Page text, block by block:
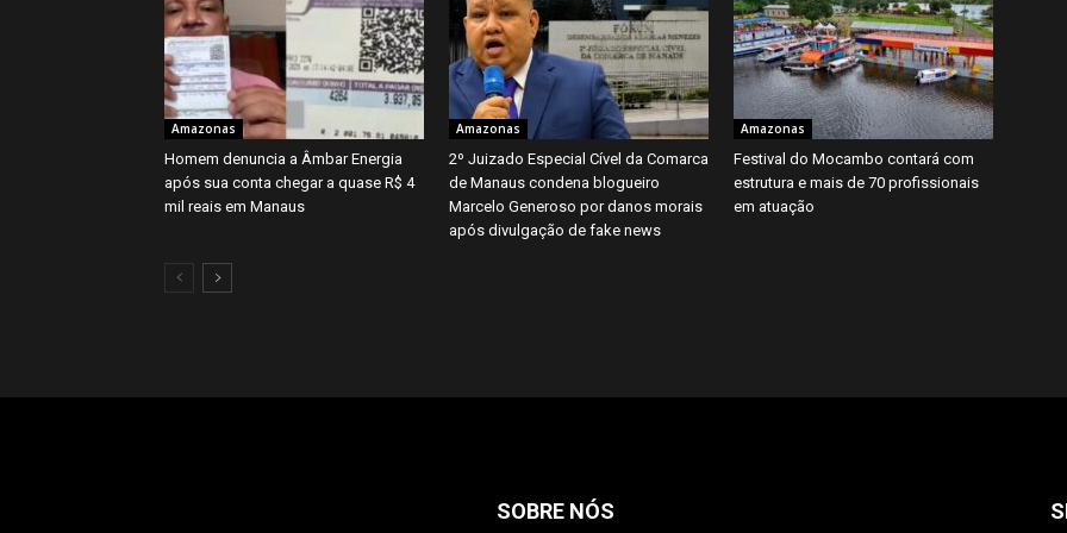
Amazonas
Homem denuncia a Âmbar Energia
após sua conta chegar a quase R$ 4
mil reais em Manaus
Amazonas
2º Juizado Especial Cível da Comarca
de Manaus condena blogueiro
Marcelo Generoso por danos morais
após divulgação de fake news
Amazonas
Festival do Mocambo contará com
estrutura e mais de 70 profissionais
em atuação
SOBRE NÓS